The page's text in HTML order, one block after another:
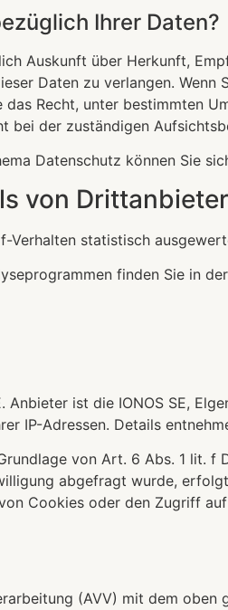
Ihrer Daten?
Auskunft über Herkunft,
Daten zu verlangen.
Recht, unter bestimmten
bei der zuständigen
Datenschutz können Sie
von
Verhalten statistisch
finden Sie in
Anbieter ist die IONOS SE,
IP-Adressen. Details
von Art. 6 Abs. 1 lit. f
abgefragt wurde,
Cookies oder den Zugriff
(AVV) mit dem